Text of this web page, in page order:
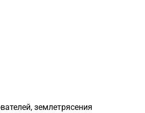
землетрясения